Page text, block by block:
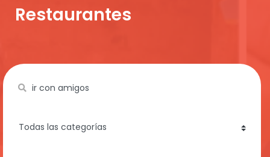
Restaurantes
Name
category